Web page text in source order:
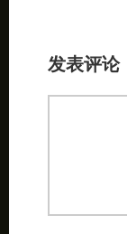
发表评论